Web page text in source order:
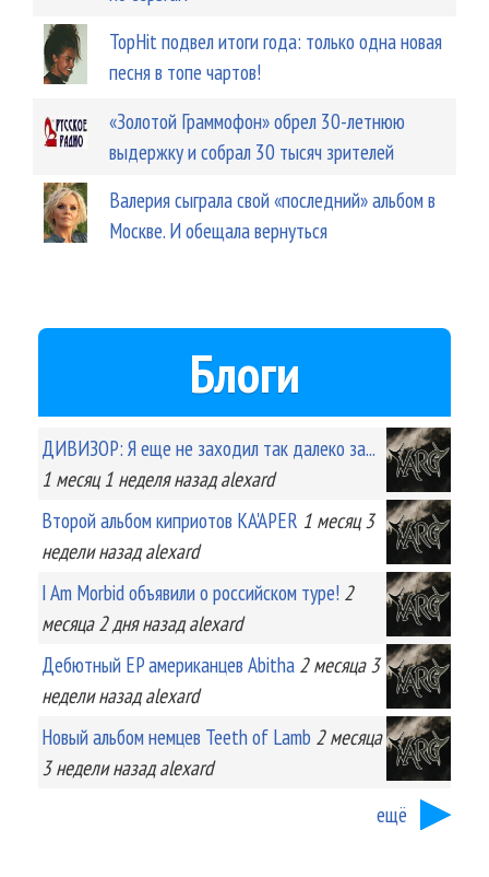
TopHit подвел итоги года: только одна новая
песня в топе чартов!
«Золотой Граммофон» обрел 30-летнюю
выдержку и собрал 30 тысяч зрителей
Валерия сыграла свой «последний» альбом в
Москве. И обещала вернуться
Блоги
ДИВИЗОР: Я еще не заходил так далеко за...
1 месяц 1 неделяназад alexard
Второй альбом киприотов KA'APER 1 месяц 3
неделиназад alexard
I Am Morbid объявили о российском туре! 2
месяца 2 дняназад alexard
Дебютный EP американцев Abitha 2 месяца 3
неделиназад alexard
Новый альбом немцев Teeth of Lamb 2 месяца
3 неделиназад alexard
ещё